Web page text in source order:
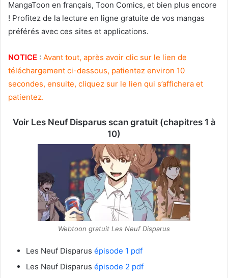
MangaToon en français, Toon Comics, et bien plus encore
! Profitez de la lecture en ligne gratuite de vos mangas
préférés avec ces sites et applications.
NOTICE : Avant tout, après avoir clic sur le lien de
téléchargement ci-dessous, patientez environ 10
secondes, ensuite, cliquez sur le lien qui s’affichera et
patientez.
Voir Les Neuf Disparus scan gratuit (chapitres 1 à
10)
Webtoon gratuit Les Neuf Disparus
Les Neuf Disparus épisode 1 pdf
Les Neuf Disparus épisode 2 pdf